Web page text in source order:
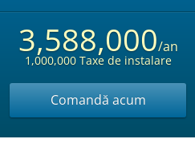
3,588,000/an
1,000,000 Taxe de instalare
Comandă acum